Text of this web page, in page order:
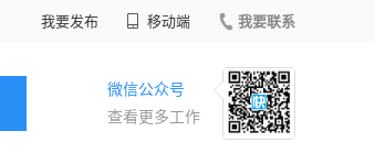
我要发布 移动端 我要联系
微信公众号
查看更多工作